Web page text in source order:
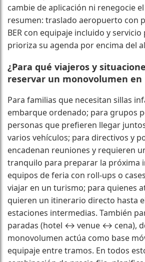
cambie de aplicación ni renegocie
resumen: traslado aeropuerto con
BER con equipaje incluido y
prioriza su agenda por encima del
¿Para qué viajeros y
reservar un monovolumen en
Para familias que necesitan sillas
embarque ordenado; para grupos
personas que prefieren llegar
varios vehículos; para directivos y
encadenan reuniones y requieren
tranquilo para preparar la próxima
equipos de feria con roll-ups o
viajar en un turismo; para quienes
quieren un itinerario directo hasta
estaciones intermedias. También
paradas (hotel ↔ venue ↔ cena),
monovolumen actúa como base
equipaje entre tramos. En todos